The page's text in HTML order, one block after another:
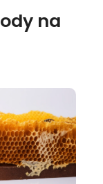
na